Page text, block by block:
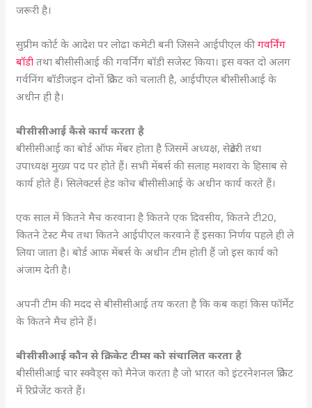
जरूरी है।
सुप्रीम कोर्ट के आदेश पर लोढा कमेटी बनी जिसने आईपीएल कीगवर्निंग
बॉडी तथा बीसीसीआई की गवर्निंग बॉडी सजेस्ट किया। इस वक्त दो अलग
गर्वनिंग बॉडीजइन दोनों क्रिकेट को चलाती है, आईपीएल बीसीसीआई के
अधीन ही है।
बीसीसीआई कैसे कार्य करता है
बीसीसीआई का बोर्ड ऑफ मेंबर होता है जिसमें अध्यक्ष, सेक्रेटरी तथा
उपाध्यक्ष मुख्य पद पर होते हैं। सभी मेंबर्स की सलाह मशवरा के हिसाब से
कार्य होते हैं। सिलेक्टर्स हेड कोच बीसीसीआई के अधीन कार्य करते हैं।
एक साल में कितने मैच करवाना है कितने एक दिवसीय, कितने टी20,
कितने टेस्ट मैच तथा कितने आईपीएल करवाने हैं इसका निर्णय पहले ही ले
लिया जाता है। बोर्ड आफ मेंबर्स के अधीन टीम होती हैं जो इस कार्य को
अंजाम देती है।
अपनी टीम की मदद से बीसीसीआई तय करता है कि कब कहां किस फॉर्मेट
के कितने मैच होने हैं।
बीसीसीआई कौन से क्रिकेट टीम्स को संचालित करता है
बीसीसीआई चार स्क्वैड्स को मैनेज करता है जो भारत को इंटरनेशनल क्रिकेट
में रिप्रेजेंट करते हैं।